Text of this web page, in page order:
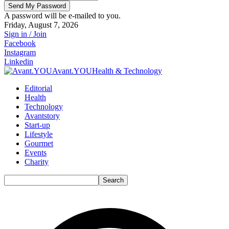
A password will be e-mailed to you.
Friday, August 7, 2026
Sign in / Join
Facebook
Instagram
Linkedin
Avant.YOUHealth & Technology
Editorial
Health
Technology
Avantstory
Start-up
Lifestyle
Gourmet
Events
Charity
Search